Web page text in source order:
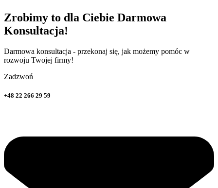
Zrobimy to dla Ciebie Darmowa
Konsultacja!
Darmowa konsultacja - przekonaj się, jak możemy pomóc w
rozwoju Twojej firmy!
Zadzwoń
+48 22 266 29 59